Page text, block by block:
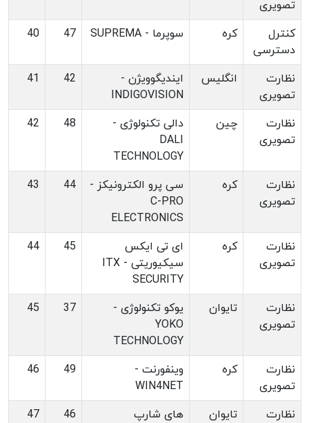
تصویری
کنترل
دسترسی
کره سوپرما - SUPREMA 47
40
نظارت
تصویری
انگلیس
ایندیگوویژن -
INDIGOVISION
42
41
نظارت
تصویری
چین
دالی تکنولوژی -
DALI
TECHNOLOGY
48
42
نظارت
تصویری
کره
سی پرو الکترونیکز -
C-PRO
ELECTRONICS
44
43
نظارت
تصویری
کره
ای تی ایکس
سیکیوریتی - ITX
SECURITY
45
44
نظارت
تصویری
تایوان
یوکو تکنولوژی -
YOKO
TECHNOLOGY
37
45
نظارت
تصویری
کره
وینفورنت -
WIN4NET
49
46
نظارت
تایوان
های شارپ
46
47